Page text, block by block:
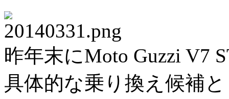
昨年末にMoto Guzzi V7
具体的な乗り換え候補